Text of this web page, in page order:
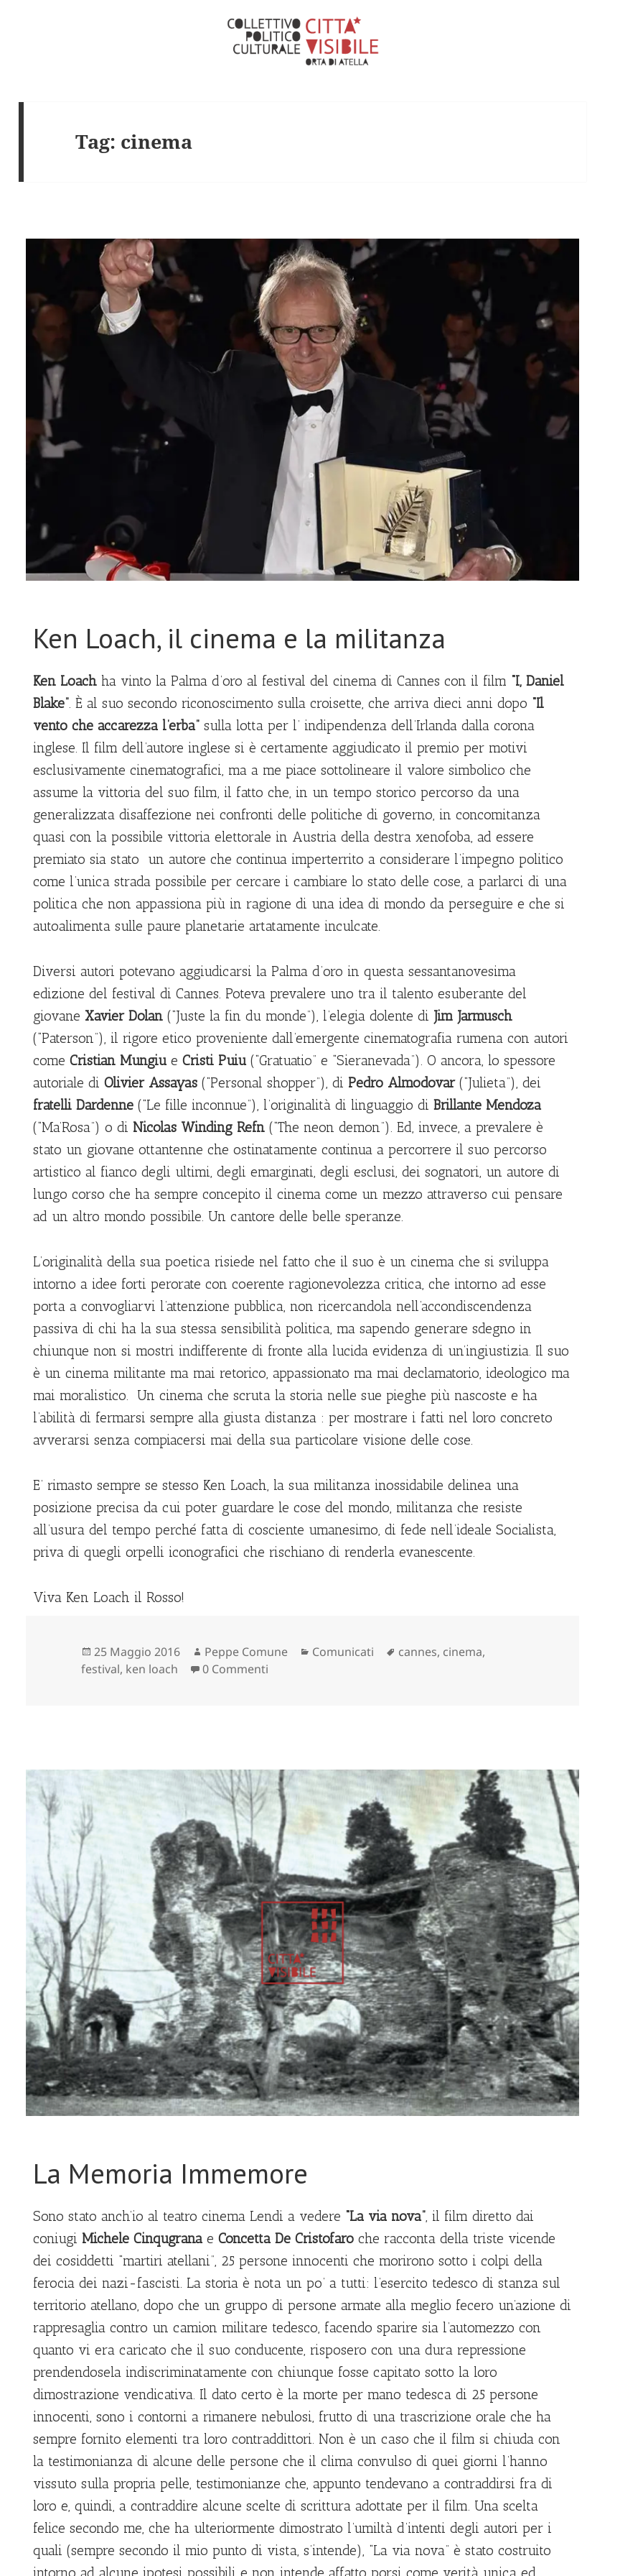
Tag: cinema
Ken Loach, il cinema e la militanza
Ken Loach ha vinto la Palma d’oro al festival del cinema di Cannes con il film “I, Daniel
Blake”. È al suo secondo riconoscimento sulla croisette, che arriva dieci anni dopo “Il
vento che accarezza l’erba” sulla lotta per l’ indipendenza dell’Irlanda dalla corona
inglese. Il film dell’autore inglese si è certamente aggiudicato il premio per motivi
esclusivamente cinematografici, ma a me piace sottolineare il valore simbolico che
assume la vittoria del suo film, il fatto che, in un tempo storico percorso da una
generalizzata disaffezione nei confronti delle politiche di governo, in concomitanza
quasi con la possibile vittoria elettorale in Austria della destra xenofoba, ad essere
premiato sia stato un autore che continua imperterrito a considerare l’impegno politico
come l’unica strada possibile per cercare i cambiare lo stato delle cose, a parlarci di una
politica che non appassiona più in ragione di una idea di mondo da perseguire e che si
autoalimenta sulle paure planetarie artatamente inculcate.
Diversi autori potevano aggiudicarsi la Palma d’oro in questa sessantanovesima
edizione del festival di Cannes. Poteva prevalere uno tra il talento esuberante del
giovane Xavier Dolan (“Juste la fin du monde”), l’elegia dolente di Jim Jarmusch
(“Paterson”), il rigore etico proveniente dall’emergente cinematografia rumena con autori
come Cristian Mungiu e Cristi Puiu (“Gratuatio” e “Sieranevada”). O ancora, lo spessore
autoriale di Olivier Assayas (“Personal shopper”), di Pedro Almodovar(“Julieta”), dei
fratelli Dardenne (“Le fille inconnue”), l’originalità di linguaggio di Brillante Mendoza
(“Ma’Rosa”) o di Nicolas Winding Refn (“The neon demon”). Ed, invece, a prevalere è
stato un giovane ottantenne che ostinatamente continua a percorrere il suo percorso
artistico al fianco degli ultimi, degli emarginati, degli esclusi, dei sognatori, un autore di
lungo corso che ha sempre concepito il cinema come un mezzo attraverso cui pensare
ad un altro mondo possibile. Un cantore delle belle speranze.
L’originalità della sua poetica risiede nel fatto che il suo è un cinema che si sviluppa
intorno a idee forti perorate con coerente ragionevolezza critica, che intorno ad esse
porta a convogliarvi l’attenzione pubblica, non ricercandola nell’accondiscendenza
passiva di chi ha la sua stessa sensibilità politica, ma sapendo generare sdegno in
chiunque non si mostri indifferente di fronte alla lucida evidenza di un’ingiustizia. Il suo
è un cinema militante ma mai retorico, appassionato ma mai declamatorio, ideologico ma
mai moralistico. Un cinema che scruta la storia nelle sue pieghe più nascoste e ha
l’abilità di fermarsi sempre alla giusta distanza : per mostrare i fatti nel loro concreto
avverarsi senza compiacersi mai della sua particolare visione delle cose.
E’ rimasto sempre se stesso Ken Loach, la sua militanza inossidabile delinea una
posizione precisa da cui poter guardare le cose del mondo, militanza che resiste
all’usura del tempo perché fatta di cosciente umanesimo, di fede nell’ideale Socialista,
priva di quegli orpelli iconografici che rischiano di renderla evanescente.
Viva Ken Loach il Rosso!
Scritto
il
25 Maggio 2016 Autore
Peppe Comune Categorie
Comunicati Tag
cannes, cinema,
festival, ken loach 0 Commenti
La Memoria Immemore
Sono stato anch’io al teatro cinema Lendi a vedere “La via nova”, il film diretto dai
coniugi Michele CinqugranaeConcetta De Cristofaro che racconta della triste vicende
dei cosiddetti “martiri atellani”, 25 persone innocenti che morirono sotto i colpi della
ferocia dei nazi-fascisti. La storia è nota un po’ a tutti: l’esercito tedesco di stanza sul
territorio atellano, dopo che un gruppo di persone armate alla meglio fecero un’azione di
rappresaglia contro un camion militare tedesco, facendo sparire sia l’automezzo con
quanto vi era caricato che il suo conducente, risposero con una dura repressione
prendendosela indiscriminatamente con chiunque fosse capitato sotto la loro
dimostrazione vendicativa. Il dato certo è la morte per mano tedesca di 25 persone
innocenti, sono i contorni a rimanere nebulosi, frutto di una trascrizione orale che ha
sempre fornito elementi tra loro contraddittori. Non è un caso che il film si chiuda con
la testimonianza di alcune delle persone che il clima convulso di quei giorni l’hanno
vissuto sulla propria pelle, testimonianze che, appunto tendevano a contraddirsi fra di
loro e, quindi, a contraddire alcune scelte di scrittura adottate per il film. Una scelta
felice secondo me, che ha ulteriormente dimostrato l’umiltà d’intenti degli autori per i
quali (sempre secondo il mio punto di vista, s’intende), “La via nova” è stato costruito
intorno ad alcune ipotesi possibili e non intende affatto porsi come verità unica ed